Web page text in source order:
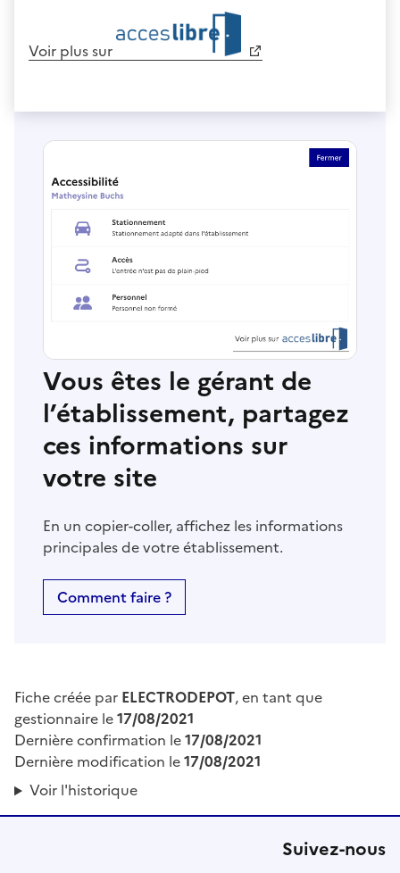
Voir plus sur
Vous êtes le gérant de
l’établissement, partagez
ces informations sur
votre site
En un copier-coller, affichez les informations
principales de votre établissement.
Comment faire ?
Fiche créée par ELECTRODEPOT, en tant que
gestionnaire le17/08/2021
Dernière confirmation le17/08/2021
Dernière modification le17/08/2021
Voir l'historique
Suivez-nous